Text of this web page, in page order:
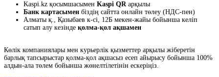
Kaspi.kz қосымшасымен Kaspi QRарқылы
Банк картасымен біздің сайтта онлайн төлеу (НДС-пен)
Алматы қ., Қазыбаев к-сі, 12Б мекен-жайы бойынша келіп
сатып алу кезінде қолма-қол ақшамен
Көлік компаниялары мен курьерлік қызметтер арқылы жіберетін
барлық тапсырыстар қолма-қол ақшасыз есеп айырысу бойынша 100%
алдын-ала төлем бойынша жөнелтілетінін ескеріңіз.